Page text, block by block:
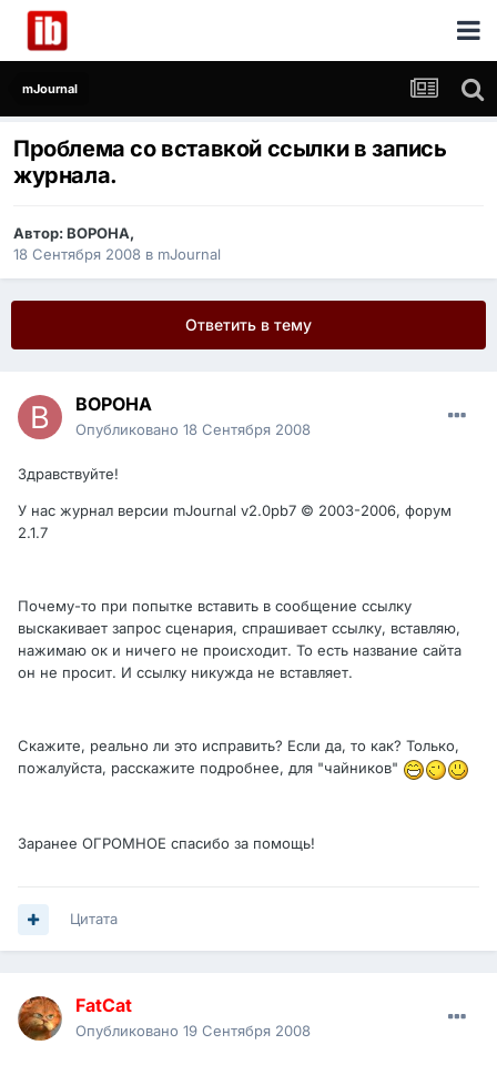
mJournal
Проблема со вставкой ссылки в запись
журнала.
Автор:ВОРОНА,
18 Сентября 2008 в mJournal
Ответить в тему
ВОРОНА
Опубликовано 18 Сентября 2008
Здравствуйте!
У нас журнал версии mJournal v2.0pb7 © 2003-2006, форум
2.1.7
Почему-то при попытке вставить в сообщение ссылку
выскакивает запрос сценария, спрашивает ссылку, вставляю,
нажимаю ок и ничего не происходит. То есть название сайта
он не просит. И ссылку никужда не вставляет.
Скажите, реально ли это исправить? Если да, то как? Только,
пожалуйста, расскажите подробнее, для "чайников"
Заранее ОГРОМНОЕ спасибо за помощь!
Цитата
FatCat
Опубликовано 19 Сентября 2008